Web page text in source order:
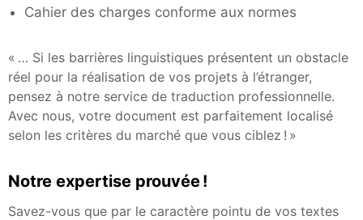
Cahier des charges conforme aux normes
« … Si les barrières linguistiques présentent un obstacle
réel pour la réalisation de vos projets à l’étranger,
pensez à notre service de traduction professionnelle.
Avec nous, votre document est parfaitement localisé
selon les critères du marché que vous ciblez ! »
Notre expertise prouvée !
Savez-vous que par le caractère pointu de vos textes